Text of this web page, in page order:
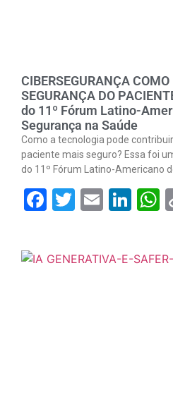
CIBERSEGURANÇA
SEGURANÇA DO
do 11º Fórum Latino-
Segurança na Saúde
Como a tecnologia pode
paciente mais seguro? Essa foi
do 11º Fórum Latino-Americano
Facebook
Twitter
Email